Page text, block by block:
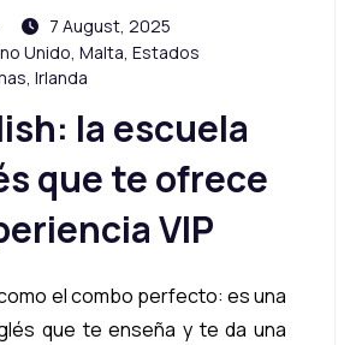
7 August, 2025
Unido, Malta, Estados
, Irlanda
la escuela
que te ofrece
VIP
el combo perfecto: es una
que te enseña y te da una